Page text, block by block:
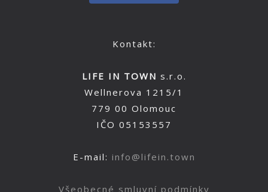
Kontakt:
LIFE IN TOWN s.r.o.
Wellnerova 1215/1
779 00 Olomouc
IČO 05153557
E-mail: info@lifein.town
Všeobecné smluvní podmínky